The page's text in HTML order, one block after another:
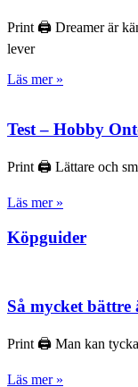
Print 🖨 Dreamer är
lever
Läs mer »
Test – Hobby
Print 🖨 Lättare och
Läs mer »
Köpguider
Så mycket
Print 🖨 Man kan tycka
Läs mer »